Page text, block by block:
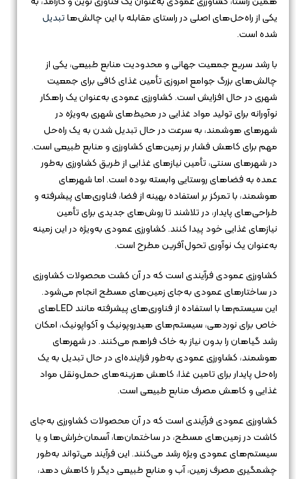
یکی از راه‌حل‌های اصلی در راستای مقابله با این چالش‌هاتبدیل
شده است.
با رشد سریع جمعیت جهانی و محدودیت منابع طبیعی، یکی از
چالش‌های بزرگ جوامع امروزی تأمین غذای کافی برای جمعیت
شهری در حال افزایش است. کشاورزی عمودی به‌عنوان یک راهکار
نوآورانه برای تولید مواد غذایی در محیط‌های شهری به‌ویژه در
شهرهای هوشمند، به سرعت در حال تبدیل شدن به یک راه‌حل
مهم برای کاهش فشار بر زمین‌های کشاورزی و منابع طبیعی است.
در شهرهای سنتی، تأمین نیازهای غذایی از طریق کشاورزی به‌طور
عمده به فضاهای روستایی وابسته بوده است. اما شهرهای
هوشمند، با تمرکز بر استفاده بهینه از فضا، فناوری‌های پیشرفته و
طراحی‌های پایدار، در تلاشند تا روش‌های جدیدی برای تأمین
نیازهای غذایی خود پیدا کنند. کشاورزی عمودی به‌ویژه در این زمینه
به‌عنوان یک نوآوری تحول‌آفرین مطرح است.
کشاورزی عمودی فرآیندی است که در آن کشت محصولات کشاورزی
در ساختارهای عمودی به‌جای زمین‌های مسطح انجام می‌شود.
این سیستم‌ها با استفاده از فناوری‌های پیشرفته مانند LEDهای
خاص برای نوردهی، سیستم‌های هیدروپونیک و آکواپونیک، امکان
رشد گیاهان را بدون نیاز به خاک فراهم می‌کنند. در شهرهای
هوشمند، کشاورزی عمودی به‌طور فزاینده‌ای در حال تبدیل به یک
راه‌حل پایدار برای تامین غذا، کاهش هزینه‌های حمل‌ونقل مواد
غذایی و کاهش مصرف منابع طبیعی است.
کشاورزی عمودی فرآیندی است که در آن محصولات کشاورزی به‌جای
کاشت در زمین‌های مسطح، در ساختمان‌ها، آسمان‌خراش‌ها و یا
سیستم‌های عمودی ویژه رشد می‌کنند. این فرآیند می‌تواند به‌طور
چشمگیری مصرف زمین، آب و منابع طبیعی دیگر را کاهش دهد،